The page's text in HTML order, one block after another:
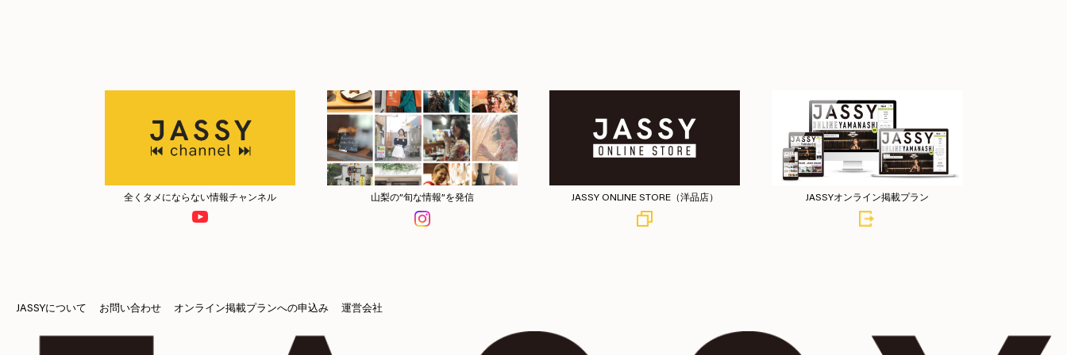
全くタメにならない情報チャンネル 山梨の”旬な情報”を発信 JASSY ONLINE STORE（洋品店） JASSYオンライン掲載プラン
JASSYについて お問い合わせ オンライン掲載プランへの申込み 運営会社